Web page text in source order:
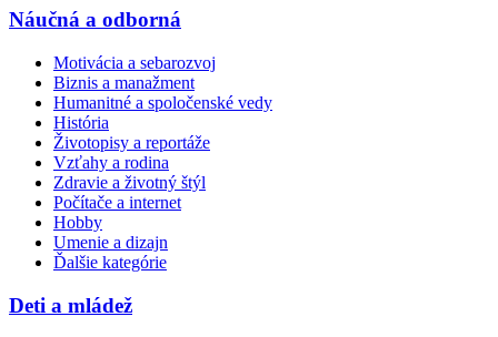
Náučná a odborná
Motivácia a sebarozvoj
Biznis a manažment
Humanitné a spoločenské vedy
História
Životopisy a reportáže
Vzťahy a rodina
Zdravie a životný štýl
Počítače a internet
Hobby
Umenie a dizajn
Ďalšie kategórie
Deti a mládež